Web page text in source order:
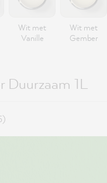
Wit met
Vanille
Wit met
Gember
Duurzaam 1L